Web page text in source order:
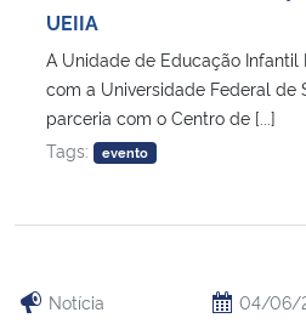
UEIIA
A Unidade de Educação Infantil
com a Universidade Federal de
parceria com o Centro de [...]
Tags:
evento
Notícia 04/06/